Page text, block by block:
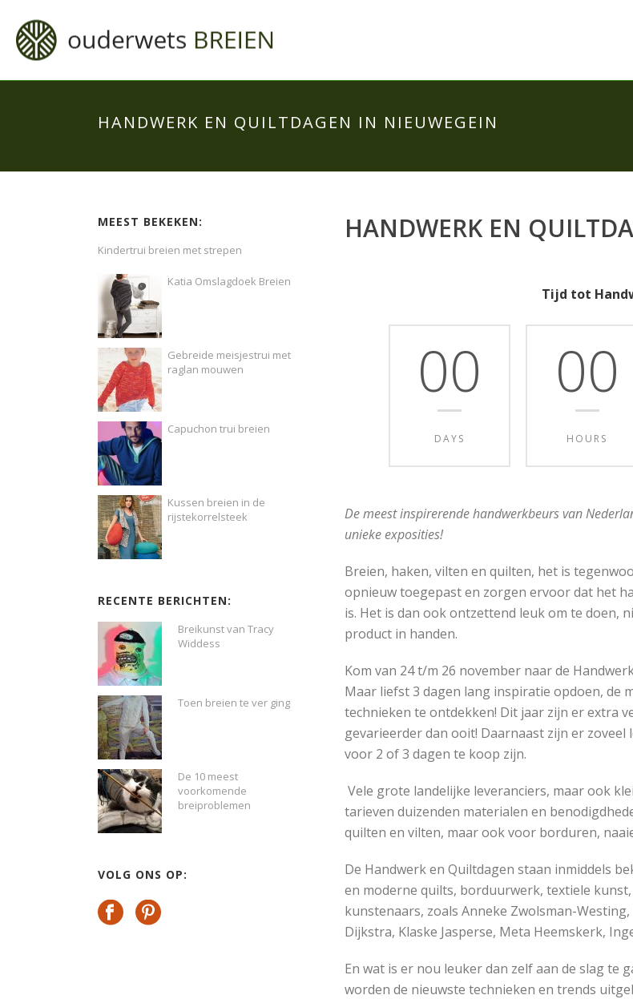
HANDWERK EN QUILTDAGEN IN NIEUWEGEIN
HANDWERK EN
Tijd tot
00
DAYS
00
HOURS
De meest inspirerende handwerkbeurs van
unieke exposities!
Breien, haken, vilten en quilten, het is
opnieuw toegepast en zorgen ervoor dat het
is. Het is dan ook ontzettend leuk om te doen,
product in handen.
Kom van 24 t/m 26 november naar de
Maar liefst 3 dagen lang inspiratie opdoen, de
technieken te ontdekken! Dit jaar zijn er extra
gevarieerder dan ooit! Daarnaast zijn er
voor 2 of 3 dagen te koop zijn.
Vele grote landelijke leveranciers, maar ook
tarieven duizenden materialen en
quilten en vilten, maar ook voor borduren,
De Handwerk en Quiltdagen staan inmiddels
en moderne quilts, borduurwerk, textiele
kunstenaars, zoals Anneke Zwolsman-
Dijkstra, Klaske Jasperse, Meta Heemskerk,
En wat is er nou leuker dan zelf aan de slag te
worden de nieuwste technieken en trends
MEEST BEKEKEN:
Kindertrui breien met strepen
Katia Omslagdoek Breien
Gebreide meisjestrui met
raglan mouwen
Capuchon trui breien
Kussen breien in de
rijstekorrelsteek
RECENTE BERICHTEN:
Breikunst van Tracy
Widdess
Toen breien te ver ging
De 10 meest
voorkomende
breiproblemen
VOLG ONS OP: